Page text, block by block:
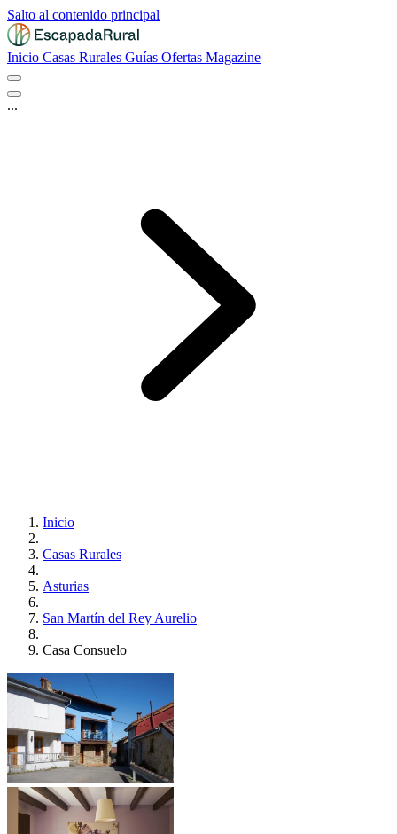
Salto al contenido principal
Inicio Casas Rurales Guías Ofertas Magazine
...
Inicio
Casas Rurales
Asturias
San Martín del Rey Aurelio
Casa Consuelo